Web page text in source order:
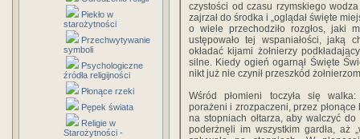
Piekło w
starożytności
Przechwytywanie
symboli
Psychologiczne
źródła religijności
Płonące rzeki
Pępek świata
Religie w
Starożytności -
czystości od czasu rzymskiego
zajrzał do środka i „oglądał święte
o wiele przechodziło rozgłos, jaki
ustępowało tej wspaniałości, jaką
okładać kijami żołnierzy
silne. Kiedy ogień ogarnął Święte
nikt już nie czynił przeszkód
Wśród płomieni toczyła się walka:
porażeni i zrozpaczeni, przez
na stopniach ołtarza, aby walczyć
poderżnęli im wszystkim gardła, aż